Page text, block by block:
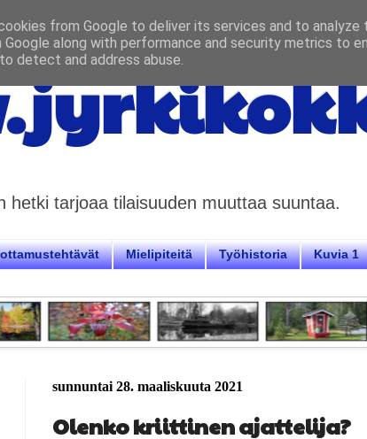
hetki tarjoaa tilaisuuden muuttaa suuntaa.
Mielipiteitä Työhistoria Kuvia 1
sunnuntai 28. maaliskuuta 2021
Olenko kriittinen ajattelija?
from Google to deliver its services and to analyze
Google along with performance and security metrics to
detect and address abuse.